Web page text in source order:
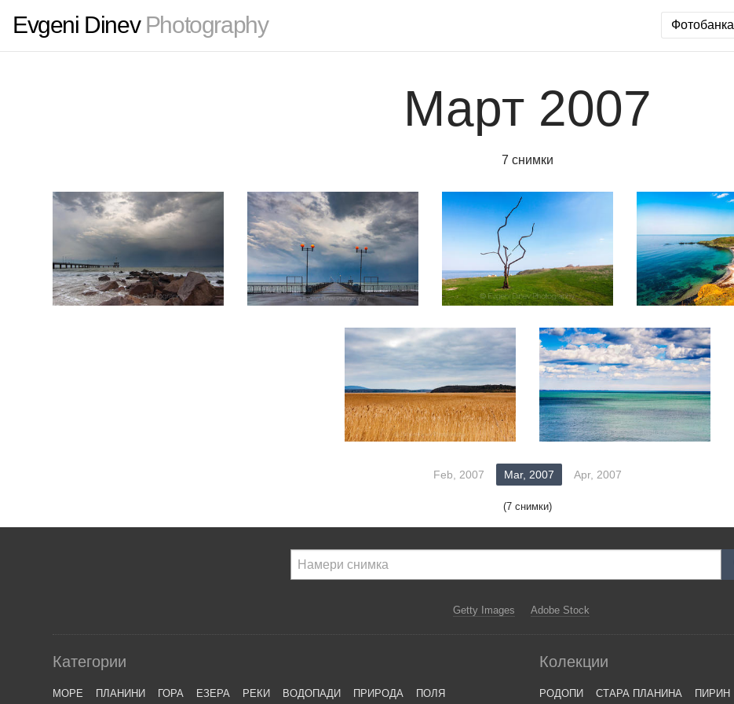
Evgeni DinevPhotography Фотобанка
Март 2007
7 снимки
Feb, 2007 Mar, 2007 Apr, 2007
(7 снимки)
Getty Images Adobe Stock
Категории
МОРЕ ПЛАНИНИ ГОРА ЕЗЕРА РЕКИ ВОДОПАДИ ПРИРОДА ПОЛЯ
Колекции
РОДОПИ СТАРА ПЛАНИНА ПИРИН